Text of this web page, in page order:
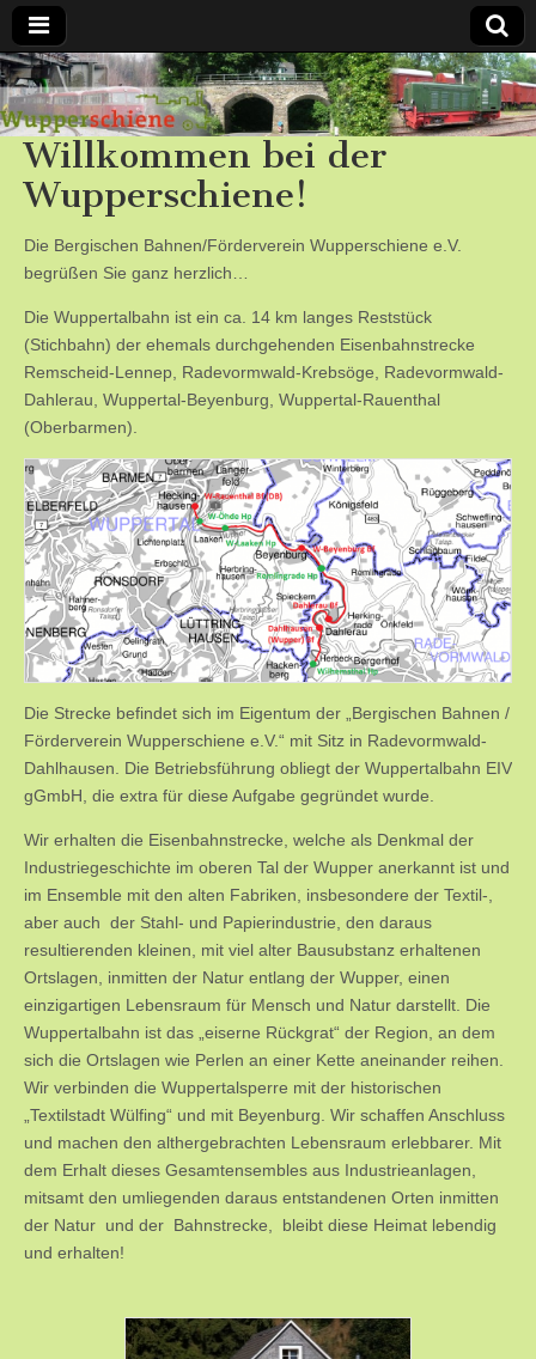
Bergische
Bahnen /
Förderverein
Wupperschiene
e.V.
Willkommen bei der
Wupperschiene!
Die Bergischen Bahnen/Förderverein Wupperschiene e.V.
begrüßen Sie ganz herzlich…
Die Wuppertalbahn ist ein ca. 14 km langes Reststück
(Stichbahn) der ehemals durchgehenden Eisenbahnstrecke
Remscheid-Lennep, Radevormwald-Krebsöge, Radevormwald-
Dahlerau, Wuppertal-Beyenburg, Wuppertal-Rauenthal
(Oberbarmen).
Die Strecke befindet sich im Eigentum der „Bergischen Bahnen /
Förderverein Wupperschiene e.V.“ mit Sitz in Radevormwald-
Dahlhausen. Die Betriebsführung obliegt der Wuppertalbahn EIV
gGmbH, die extra für diese Aufgabe gegründet wurde.
Wir erhalten die Eisenbahnstrecke, welche als Denkmal der
Industriegeschichte im oberen Tal der Wupper anerkannt ist und
im Ensemble mit den alten Fabriken, insbesondere der Textil-,
aber auch der Stahl- und Papierindustrie, den daraus
resultierenden kleinen, mit viel alter Bausubstanz erhaltenen
Ortslagen, inmitten der Natur entlang der Wupper, einen
einzigartigen Lebensraum für Mensch und Natur darstellt. Die
Wuppertalbahn ist das „eiserne Rückgrat“ der Region, an dem
sich die Ortslagen wie Perlen an einer Kette aneinander reihen.
Wir verbinden die Wuppertalsperre mit der historischen
„Textilstadt Wülfing“ und mit Beyenburg. Wir schaffen Anschluss
und machen den althergebrachten Lebensraum erlebbarer. Mit
dem Erhalt dieses Gesamtensembles aus Industrieanlagen,
mitsamt den umliegenden daraus entstandenen Orten inmitten
der Natur und der Bahnstrecke, bleibt diese Heimat lebendig
und erhalten!